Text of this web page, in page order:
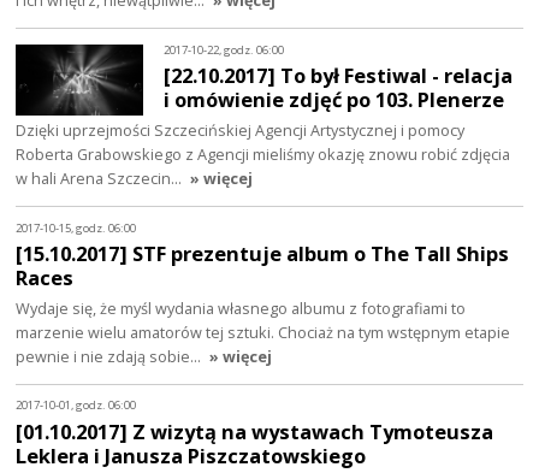
2017-10-22, godz. 06:00
[22.10.2017] To był Festiwal - relacja
i omówienie zdjęć po 103. Plenerze
Dzięki uprzejmości Szczecińskiej Agencji Artystycznej i pomocy
Roberta Grabowskiego z Agencji mieliśmy okazję znowu robić zdjęcia
w hali Arena Szczecin… » więcej
2017-10-15, godz. 06:00
[15.10.2017] STF prezentuje album o The Tall Ships
Races
Wydaje się, że myśl wydania własnego albumu z fotografiami to
marzenie wielu amatorów tej sztuki. Chociaż na tym wstępnym etapie
pewnie i nie zdają sobie… » więcej
2017-10-01, godz. 06:00
[01.10.2017] Z wizytą na wystawach Tymoteusza
Leklera i Janusza Piszczatowskiego